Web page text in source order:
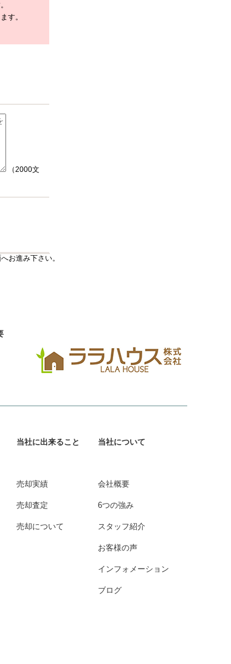
す。
（2000文
お進み下さい。
当社に出来ること
売却実績
売却査定
売却について
当社について
会社概要
6つの強み
スタッフ紹介
お客様の声
インフォメーション
ブログ